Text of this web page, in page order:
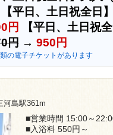
【平日、土日祝全日
円
【平日、土日祝
円→ 950円
の電子チケットがあります
河島駅361m
■営業時間 15:00～
■入浴料 550円～